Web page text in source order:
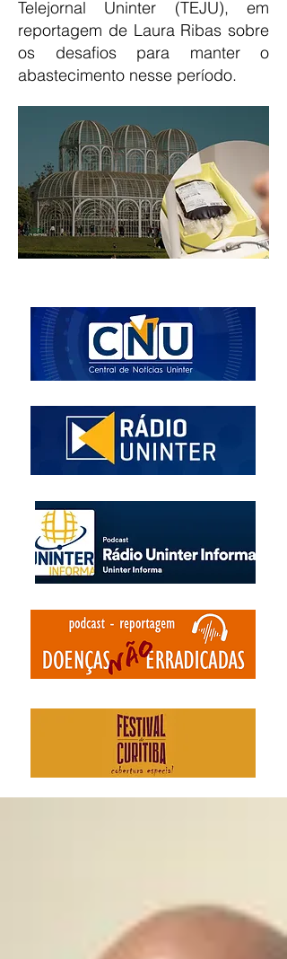
Telejornal Uninter (TEJU), em
reportagem de Laura Ribas sobre
os desafios para manter o
abastecimento nesse período.